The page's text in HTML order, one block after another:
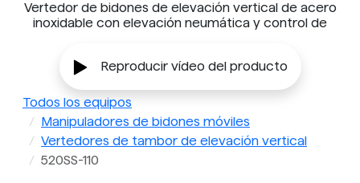
Vertedor de bidones de elevación vertical de acero
inoxidable con elevación neumática y control de
Reproducir vídeo del producto
Todos los equipos
Manipuladores de bidones móviles
Vertedores de tambor de elevación vertical
520SS-110